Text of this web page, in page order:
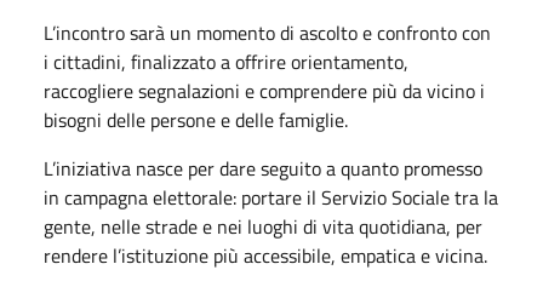
L’incontro sarà un momento di ascolto e confronto con
i cittadini, finalizzato a offrire orientamento,
raccogliere segnalazioni e comprendere più da vicino i
bisogni delle persone e delle famiglie.
L’iniziativa nasce per dare seguito a quanto promesso
in campagna elettorale: portare il Servizio Sociale tra la
gente, nelle strade e nei luoghi di vita quotidiana, per
rendere l’istituzione più accessibile, empatica e vicina.